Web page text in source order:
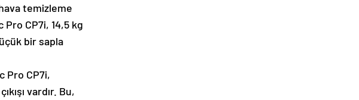
temizleme
CP7i, 14,5 kg
bir sapla
Pro CP7i,
vardır. Bu,